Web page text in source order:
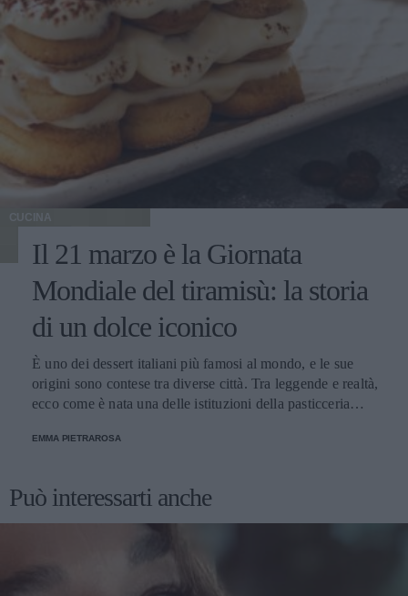
CUCINA
Il 21 marzo è la Giornata
Mondiale del tiramisù: la storia
di un dolce iconico
È uno dei dessert italiani più famosi al mondo, e le sue
origini sono contese tra diverse città. Tra leggende e realtà,
ecco come è nata una delle istituzioni della pasticceria
EMMA PIETRAROSA
Può interessarti anche